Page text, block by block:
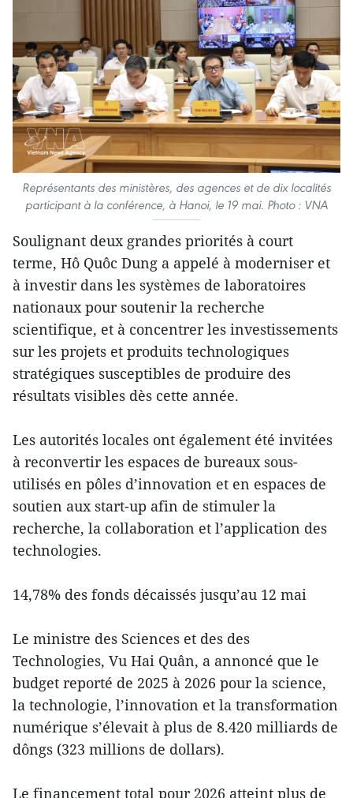
Représentants des ministères, des agences et de dix localités
participant à la conférence, à Hanoi, le 19 mai. Photo : VNA
Soulignant deux grandes priorités à court
terme, Hô Quôc Dung a appelé à moderniser et
à investir dans les systèmes de laboratoires
nationaux pour soutenir la recherche
scientifique, et à concentrer les investissements
sur les projets et produits technologiques
stratégiques susceptibles de produire des
résultats visibles dès cette année.
Les autorités locales ont également été invitées
à reconvertir les espaces de bureaux sous-
utilisés en pôles d’innovation et en espaces de
soutien aux start-up afin de stimuler la
recherche, la collaboration et l’application des
technologies.
14,78% des fonds décaissés jusqu’au 12 mai
Le ministre des Sciences et des des
Technologies, Vu Hai Quân, a annoncé que le
budget reporté de 2025 à 2026 pour la science,
la technologie, l’innovation et la transformation
numérique s’élevait à plus de 8.420 milliards de
dôngs (323 millions de dollars).
Le financement total pour 2026 atteint plus de